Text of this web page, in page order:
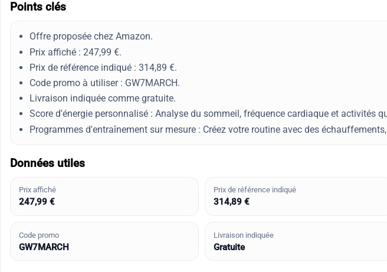
Points clés
Offre proposée chez Amazon.
Prix affiché : 247,99 €.
Prix de référence indiqué : 314,89 €.
Code promo à utiliser : GW7MARCH.
Livraison indiquée comme gratuite.
Score d'énergie personnalisé : Analyse du sommeil, fréquence cardiaque et activités
Programmes d'entraînement sur mesure : Créez votre routine avec des
Données utiles
Prix affiché
247,99 €
Prix de référence indiqué
314,89 €
Code promo
GW7MARCH
Livraison indiquée
Gratuite